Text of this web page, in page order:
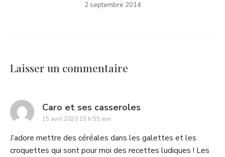
2 septembre 2014
Laisser un commentaire
Caro et ses casserolessays:
15 avril 2020 15 h 55 min
J’adore mettre des céréales dans les galettes et les
croquettes qui sont pour moi des recettes ludiques ! Les